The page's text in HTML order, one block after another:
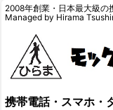
2008年創業・日本最大級
Managed by Hirama
携帯電話・スマホ・